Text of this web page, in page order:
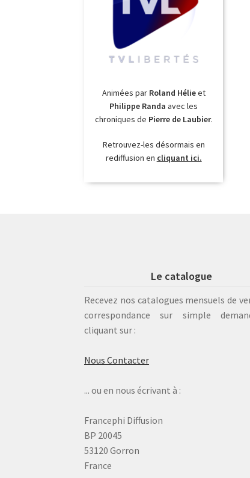
Animées par Roland Hélieet
Philippe Randa avec les
chroniques de Pierre de Laubier.
Retrouvez-les désormais en
rediffusion en cliquant ici.
Le catalogue
Recevez nos catalogues mensuels de
correspondance sur simple
cliquant sur :
Nous Contacter
... ou en nous écrivant à :
Francephi Diffusion
BP 20045
53120 Gorron
France